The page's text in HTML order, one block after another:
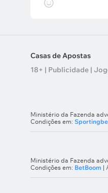
Casas de Apostas
18+ | Publicidade |
Ministério da Fazenda
Condições em:
Ministério da Fazenda
Condições em: BetBoom |